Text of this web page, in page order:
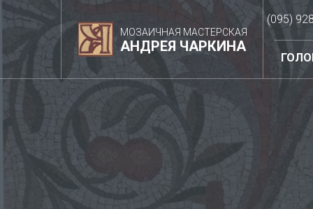
МОЗАИЧНАЯ МАСТЕРСКАЯ
АНДРЕЯ ЧАРКИНА
(095)